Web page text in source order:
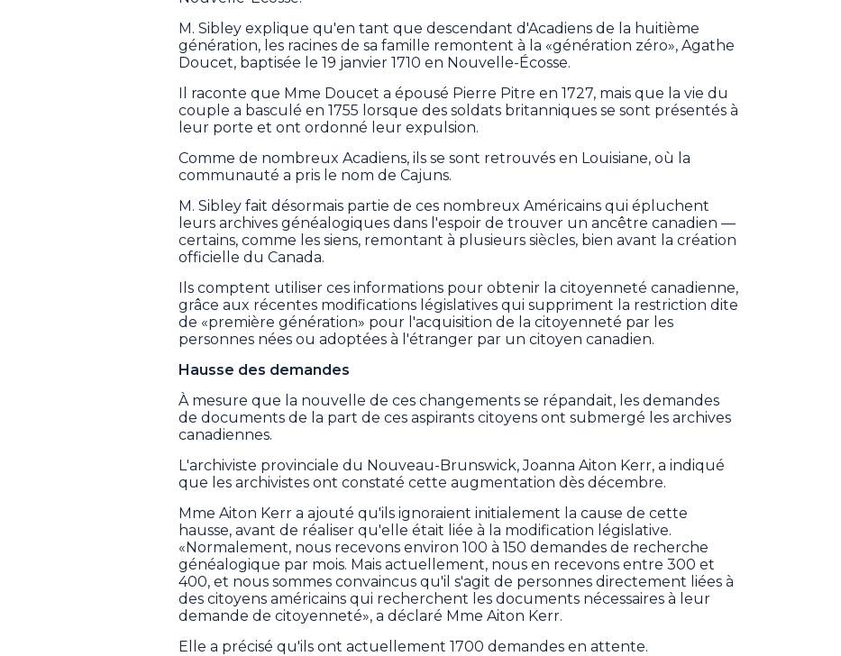
M. Sibley explique qu'en tant que descendant d'Acadiens de la huitième
génération, les racines de sa famille remontent à la «génération zéro», Agathe
Doucet, baptisée le 19 janvier 1710 en Nouvelle-Écosse.
Il raconte que Mme Doucet a épousé Pierre Pitre en 1727, mais que la vie du
couple a basculé en 1755 lorsque des soldats britanniques se sont présentés à
leur porte et ont ordonné leur expulsion.
Comme de nombreux Acadiens, ils se sont retrouvés en Louisiane, où la
communauté a pris le nom de Cajuns.
M. Sibley fait désormais partie de ces nombreux Américains qui épluchent
leurs archives généalogiques dans l'espoir de trouver un ancêtre canadien —
certains, comme les siens, remontant à plusieurs siècles, bien avant la création
officielle du Canada.
Ils comptent utiliser ces informations pour obtenir la citoyenneté canadienne,
grâce aux récentes modifications législatives qui suppriment la restriction dite
de «première génération» pour l'acquisition de la citoyenneté par les
personnes nées ou adoptées à l'étranger par un citoyen canadien.
Hausse des demandes
À mesure que la nouvelle de ces changements se répandait, les demandes
de documents de la part de ces aspirants citoyens ont submergé les archives
canadiennes.
L'archiviste provinciale du Nouveau-Brunswick, Joanna Aiton Kerr, a indiqué
que les archivistes ont constaté cette augmentation dès décembre.
Mme Aiton Kerr a ajouté qu'ils ignoraient initialement la cause de cette
hausse, avant de réaliser qu'elle était liée à la modification législative.
«Normalement, nous recevons environ 100 à 150 demandes de recherche
généalogique par mois. Mais actuellement, nous en recevons entre 300 et
400, et nous sommes convaincus qu'il s'agit de personnes directement liées à
des citoyens américains qui recherchent les documents nécessaires à leur
demande de citoyenneté», a déclaré Mme Aiton Kerr.
Elle a précisé qu'ils ont actuellement 1700 demandes en attente.